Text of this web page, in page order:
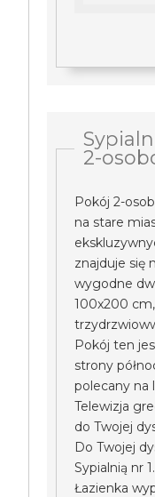
2-
Pokój 2-
na stare
znajduje się
wygodne
100x200
Pokój ten
strony
polecany na
Telewizja
do Twojej
Do Twojej
Sypialnią nr 1.
Łazienka